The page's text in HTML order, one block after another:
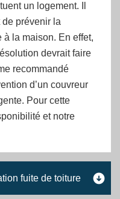
un logement. Il
prévenir la
la maison. En effet,
devrait faire
recommandé
d’un couvreur
Pour cette
et notre
fuite de toiture